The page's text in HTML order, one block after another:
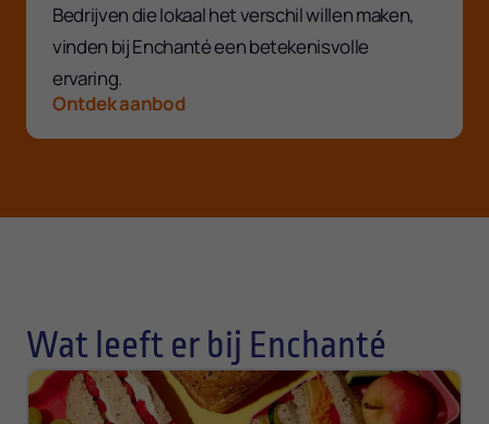
Bedrijven die lokaal het verschil willen maken,
vinden bij Enchanté een betekenisvolle
ervaring.
Ontdek aanbod
Wat leeft er bij Enchanté